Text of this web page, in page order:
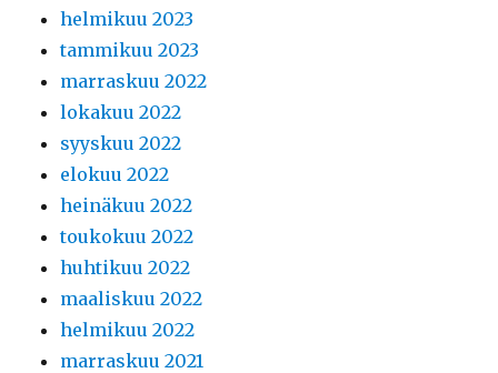
helmikuu 2023
tammikuu 2023
marraskuu 2022
lokakuu 2022
syyskuu 2022
elokuu 2022
heinäkuu 2022
toukokuu 2022
huhtikuu 2022
maaliskuu 2022
helmikuu 2022
marraskuu 2021